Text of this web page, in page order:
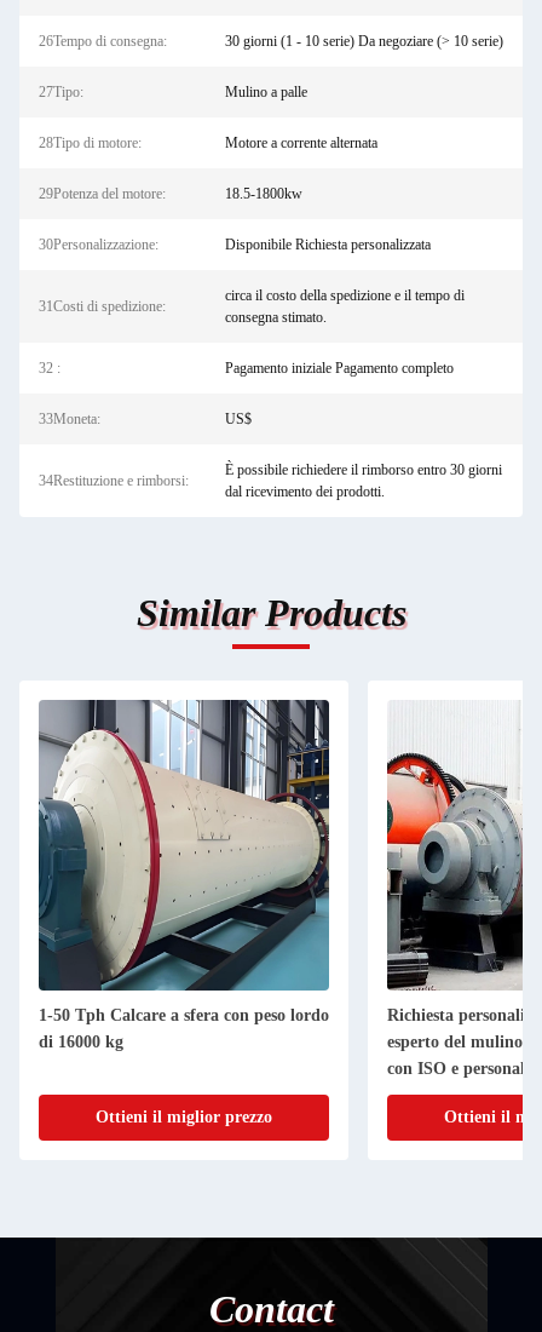
26Tempo di consegna: 30 giorni (1 - 10 serie) Da negoziare (> 10 serie)
27Tipo: Mulino a palle
28Tipo di motore: Motore a corrente alternata
29Potenza del motore: 18.5-1800kw
30Personalizzazione: Disponibile Richiesta personalizzata
31Costi di spedizione:
circa il costo della spedizione e il tempo di
consegna stimato.
32 : Pagamento iniziale Pagamento completo
33Moneta: US$
34Restituzione e rimborsi:
È possibile richiedere il rimborso entro 30 giorni
dal ricevimento dei prodotti.
Similar Products
1-50 Tph Calcare a sfera con peso lordo
di 16000 kg
Ottieni il miglior prezzo
Richiesta
esperto del mulino a
con ISO e
Ottieni il
Contact